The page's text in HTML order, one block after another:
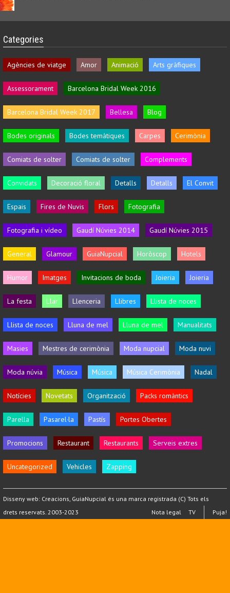
Categories
Agències de viatge Amor Animació Arts gràfiques
Assessorament Barcelona Bridal Week 2016
Barcelona Bridal Week 2017 Bellesa Blog
Bodes originals Bodes temàtiques Carpes Cerimònia
Comiats de solter Comiats de solter Complements
Convidats Decoració floral Detalls Detalls El Convit
Espais Fires de Nuvis Flors Fotografia
Fotografia i vídeo Gaudí Núvies 2014 Gaudí Núvies 2015
General Glamour GuiaNupcial Horòscop Hotels
Humor Imatges Invitacions de boda Joieria Joieria
La festa Llar Llenceria Llibres Llista de noces
Llista de noces Lluna de mel Lluna de mel Manualitats
Masies Mestres de cerimònia Moda nupcial Moda nuvi
Moda núvia Música Música Música Cerimònia Nadal
Notícies Novetats Organització Packs romàntics
Parella Pasarel·la Pastís Portes Obertes
Promocions Restaurant Restaurants Serveis extres
Uncategorized Vehicles Zapping
Disseny web: Creacions , GuiaNupcial és una marca registrada (C) Tots els
drets reservats. 2003-2023
Puja!
Nota legal TV